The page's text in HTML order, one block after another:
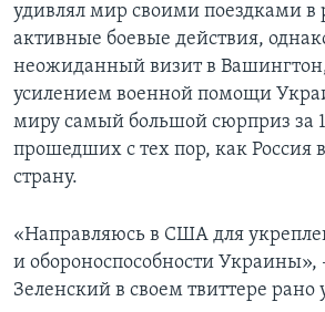
удивлял мир своими поездками в
активные боевые действия,
неожиданный визит в
усилением военной помощи
миру самый большой сюрприз за
прошедших с тех пор, как Россия
страну.
«Направляюсь в США для
и обороноспособности Украины»,
Зеленский в своем твиттере рано